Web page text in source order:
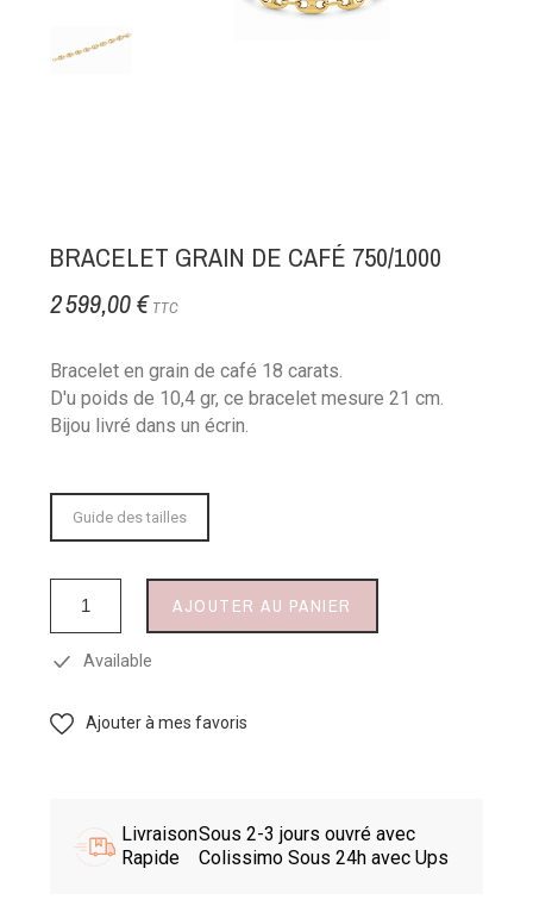
BRACELET GRAIN DE CAFÉ 750/1000
2 599,00 € TTC
Bracelet en grain de café 18 carats.
D'u poids de 10,4 gr, ce bracelet mesure 21 cm.
Bijou livré dans un écrin.
Guide des tailles
AJOUTER AU PANIER
Available
Ajouter à mes favoris
Livraison
Rapide
Sous 2-3 jours ouvré avec
Colissimo Sous 24h avec Ups